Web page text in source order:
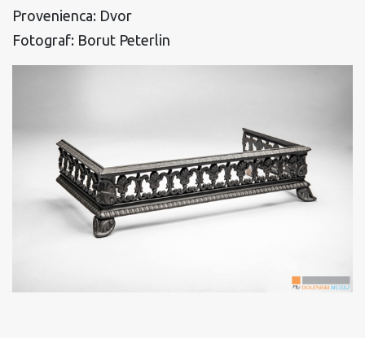
Provenienca: Dvor
Fotograf: Borut Peterlin